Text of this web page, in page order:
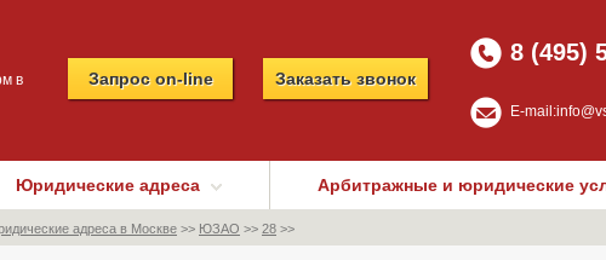
в
Запрос on-line Заказать звонок
8 (495)
E-mail:
Юридические адреса Арбитражные и юридические
адреса в Москве >> ЮЗАО >> 28 >>